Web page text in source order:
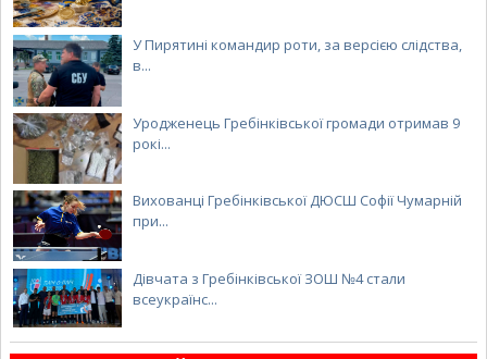
У Пирятині командир роти, за версією слідства,
в...
Уродженець Гребінківської громади отримав 9
рокі...
Вихованці Гребінківської ДЮСШ Софії Чумарній
при...
Дівчата з Гребінківської ЗОШ №4 стали
всеукраїнс...